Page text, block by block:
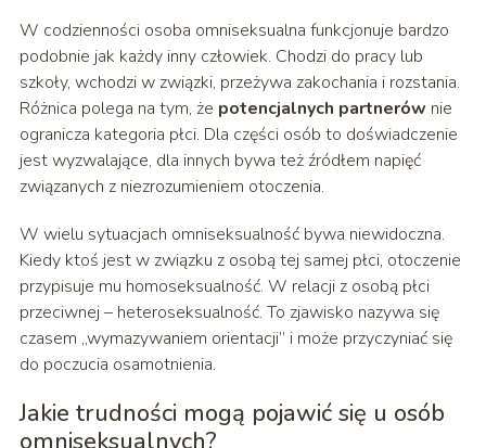
W codzienności osoba omniseksualna funkcjonuje bardzo
podobnie jak każdy inny człowiek. Chodzi do pracy lub
szkoły, wchodzi w związki, przeżywa zakochania i rozstania.
Różnica polega na tym, że potencjalnych partnerów nie
ogranicza kategoria płci. Dla części osób to doświadczenie
jest wyzwalające, dla innych bywa też źródłem napięć
związanych z niezrozumieniem otoczenia.
W wielu sytuacjach omniseksualność bywa niewidoczna.
Kiedy ktoś jest w związku z osobą tej samej płci, otoczenie
przypisuje mu homoseksualność. W relacji z osobą płci
przeciwnej – heteroseksualność. To zjawisko nazywa się
czasem „wymazywaniem orientacji” i może przyczyniać się
do poczucia osamotnienia.
Jakie trudności mogą pojawić się u osób